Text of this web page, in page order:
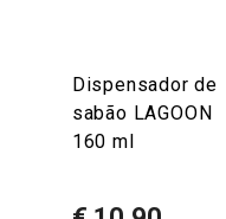
Dispensador de
sabão LAGOON
160 ml